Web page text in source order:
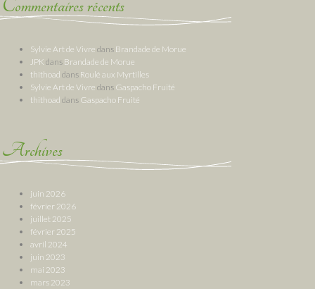
Commentaires récents
Sylvie Art de Vivre dans Brandade de Morue
JPK dans Brandade de Morue
thithoad dans Roulé aux Myrtilles
Sylvie Art de Vivre dans Gaspacho Fruité
thithoad dans Gaspacho Fruité
Archives
juin 2026
février 2026
juillet 2025
février 2025
avril 2024
juin 2023
mai 2023
mars 2023